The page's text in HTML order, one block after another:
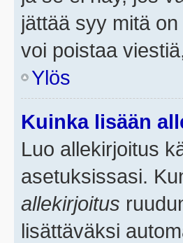
jättää syy mitä
voi poistaa
Ylös
Kuinka lisään
Luo allekirjoitus
asetuksissasi.
allekirjoitus
lisättäväksi